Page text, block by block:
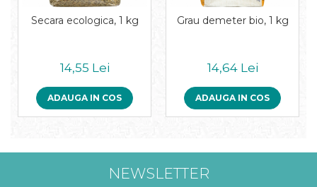
Secara ecologica, 1 kg
14,55 Lei
ADAUGA IN COS
Grau demeter bio, 1 kg
14,64 Lei
ADAUGA IN COS
NEWSLETTER